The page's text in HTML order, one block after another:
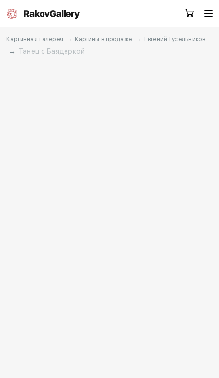
Картинная галерея → Картины в продаже → Евгений Гусельников
→ Танец с Баядеркой